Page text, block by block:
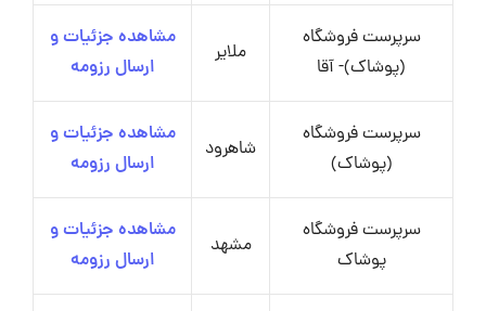
سرپرست فروشگاه
(پوشاک)- آقا
ملایر
مشاهده جزئیات و
ارسال رزومه
سرپرست فروشگاه
(پوشاک)
شاهرود
مشاهده جزئیات و
ارسال رزومه
سرپرست فروشگاه
پوشاک
مشهد
مشاهده جزئیات و
ارسال رزومه